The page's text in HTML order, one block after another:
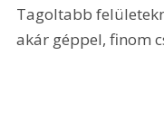
Tagoltabb
akár géppel, finom